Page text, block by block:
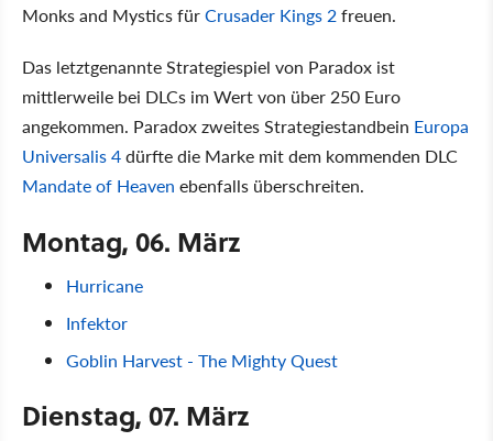
Monks and Mystics fürCrusader Kings 2freuen.
Das letztgenannte Strategiespiel von Paradox ist
mittlerweile bei DLCs im Wert von über 250 Euro
angekommen. Paradox zweites Strategiestandbein Europa
Universalis 4dürfte die Marke mit dem kommenden DLC
Mandate of Heaven ebenfalls überschreiten.
Montag, 06. März
Hurricane
Infektor
Goblin Harvest - The Mighty Quest
Dienstag, 07. März